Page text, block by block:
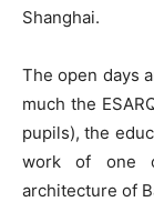
Shanghai.
The open days
much the
pupils), the
work of one
architecture of